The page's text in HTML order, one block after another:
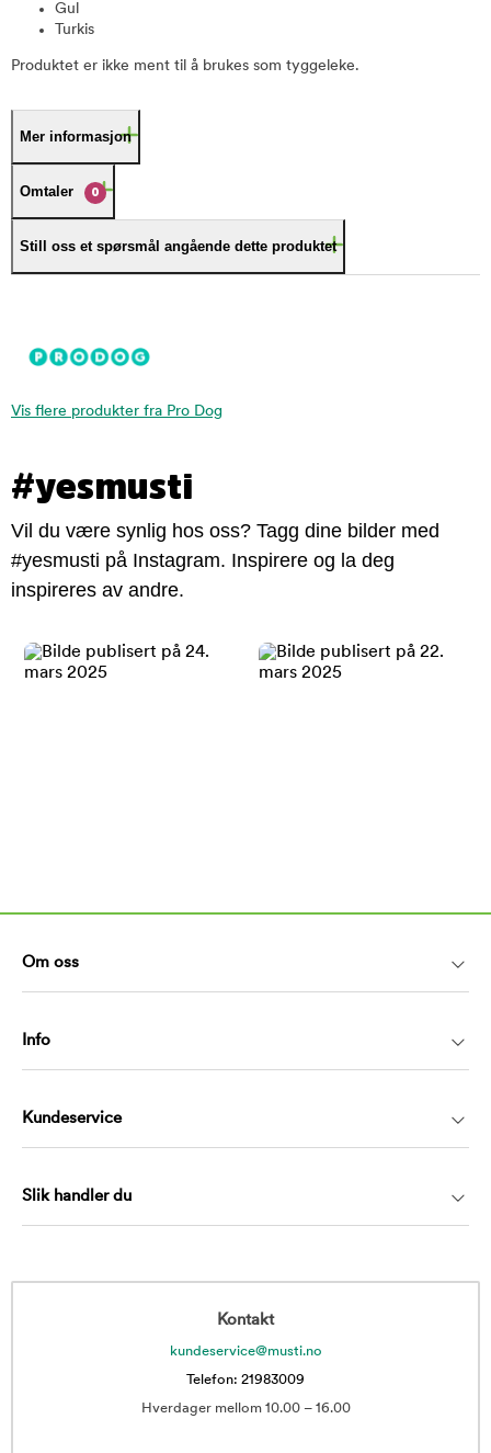
Gul
Turkis
Produktet er ikke ment til å brukes som tyggeleke.
Mer informasjon
Omtaler 0
Still oss et spørsmål angående dette produktet
Vis flere produkter fra Pro Dog
#yesmusti
Vil du være synlig hos oss? Tagg dine bilder med
#yesmusti på Instagram. Inspirere og la deg
inspireres av andre.
Om oss
Info
Kundeservice
Slik handler du
Kontakt
kundeservice@musti.no
Telefon: 21983009
Hverdager mellom 10.00 – 16.00